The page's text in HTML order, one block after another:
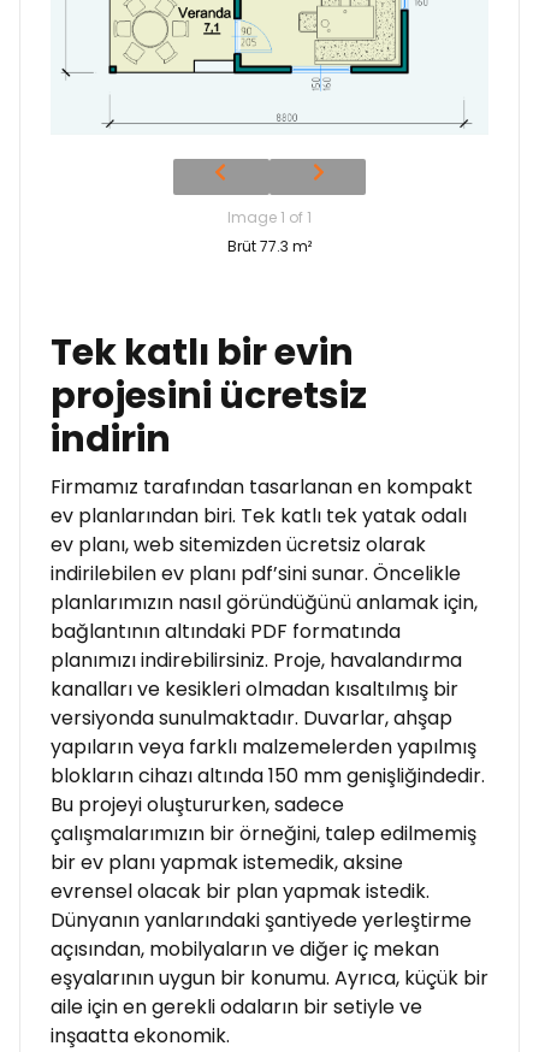
Image 1 of 1
Brüt 77.3 m²
Tek katlı bir evin
projesini ücretsiz
indirin
Firmamız tarafından tasarlanan en kompakt
ev planlarından biri. Tek katlı tek yatak odalı
ev planı, web sitemizden ücretsiz olarak
indirilebilen ev planı pdf’sini sunar. Öncelikle
planlarımızın nasıl göründüğünü anlamak için,
bağlantının altındaki PDF formatında
planımızı indirebilirsiniz. Proje, havalandırma
kanalları ve kesikleri olmadan kısaltılmış bir
versiyonda sunulmaktadır. Duvarlar, ahşap
yapıların veya farklı malzemelerden yapılmış
blokların cihazı altında 150 mm genişliğindedir.
Bu projeyi oluştururken, sadece
çalışmalarımızın bir örneğini, talep edilmemiş
bir ev planı yapmak istemedik, aksine
evrensel olacak bir plan yapmak istedik.
Dünyanın yanlarındaki şantiyede yerleştirme
açısından, mobilyaların ve diğer iç mekan
eşyalarının uygun bir konumu. Ayrıca, küçük bir
aile için en gerekli odaların bir setiyle ve
inşaatta ekonomik.